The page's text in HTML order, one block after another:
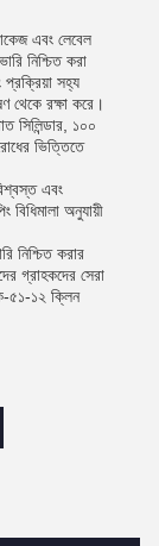
এবং লেবেল
নিশ্চিত করা
প্রক্রিয়া সহ্য
থেকে রক্ষা করে।
সিলিন্ডার, ১০০
ভিত্তিতে
এবং
বিধিমালা অনুযায়ী
নিশ্চিত করার
গ্রাহকদের সেরা
৫১-১২ ক্লিন